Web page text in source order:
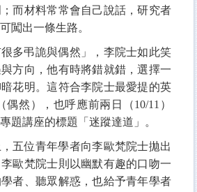
而材料常常會自己說話，研究者
闖出一條生路。
很多弔詭與偶然」，李院士如此笑
方向，他有時將錯就錯，選擇一
花明。這符合李院士最愛提的英
偶然），也呼應前兩日（10/11 ）
題講座的標題「迷蹤達道」。
五位青年學者向李歐梵院士拋出
歐梵院士則以幽默有趣的口吻一
者、聽眾解惑，也給予青年學者